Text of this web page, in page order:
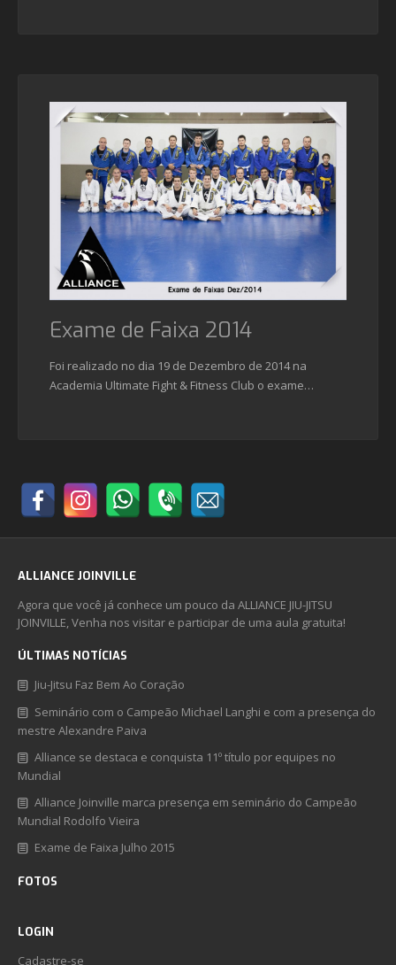
Exame de Faixa 2014
Foi realizado no dia 19 de Dezembro de 2014 na
Academia Ultimate Fight & Fitness Club o exame…
ALLIANCE JOINVILLE
Agora que você já conhece um pouco da ALLIANCE JIU-JITSU
JOINVILLE, Venha nos visitar e participar de uma aula gratuita!
ÚLTIMAS NOTÍCIAS
Jiu-Jitsu Faz Bem Ao Coração
Seminário com o Campeão Michael Langhi e com a presença do
mestre Alexandre Paiva
Alliance se destaca e conquista 11º título por equipes no
Mundial
Alliance Joinville marca presença em seminário do Campeão
Mundial Rodolfo Vieira
Exame de Faixa Julho 2015
FOTOS
LOGIN
Cadastre-se